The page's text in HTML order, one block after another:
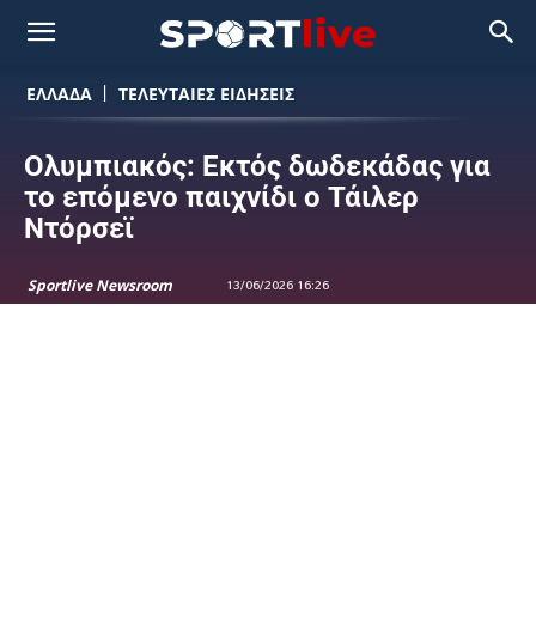
ΕΛΛΑΔΑ ΤΕΛΕΥΤΑΙΕΣ ΕΙΔΗΣΕΙΣ
Ολυμπιακός: Εκτός δωδεκάδας για
το επόμενο παιχνίδι ο Τάιλερ
Ντόρσεϊ
Sportlive Newsroom 13/06/2026 16:26